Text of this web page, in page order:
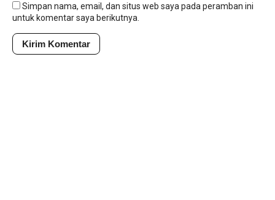
Simpan nama, email, dan situs web saya pada peramban ini
untuk komentar saya berikutnya.